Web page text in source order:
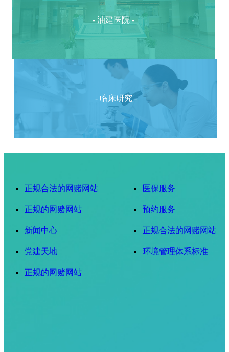
- 油建医院 -
- 临床研究 -
正规合法的网赌网站
正规的网赌网站
新闻中心
党建天地
正规的网赌网站
医保服务
预约服务
正规合法的网赌网站
环境管理体系标准